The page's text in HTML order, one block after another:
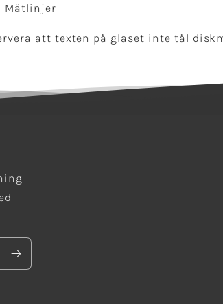
Mätlinjer
att texten på glaset inte tål